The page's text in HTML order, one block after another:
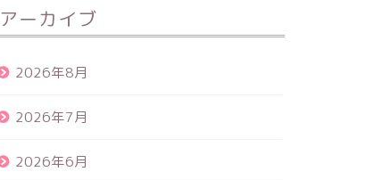
アーカイブ
2026年8月
2026年7月
2026年6月